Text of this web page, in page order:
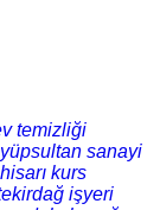
temizliği
sanayi
kurs
işyeri